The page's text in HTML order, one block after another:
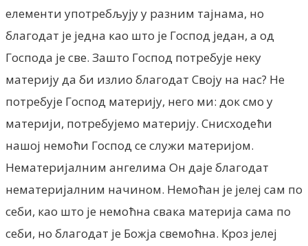
елементи употребљују у разним тајнама, но
благодат је једна као што је Господ један, а од
Господа је све. Зашто Господ потребује неку
материју да би излио благодат Своју на нас? Не
потребује Господ материју, него ми: док смо у
материји, потребујемо материју. Снисходећи
нашој немоћи Господ се служи материјом.
Нематеријалним ангелима Он даје благодат
нематеријалним начином. Немоћан је јелеј сам по
себи, као што је немоћна свака материја сама по
себи, но благодат је Божја свемоћна. Кроз јелеј